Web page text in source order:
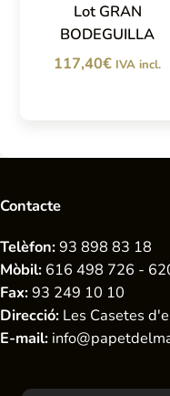
Lot GRAN
BODEGUILLA
117,40€ IVA incl.
Contacte
Telèfon:93 898 83 18
Mòbil: 616 498 726 -
Fax:93 249 10 10
Direcció: Les Casetes
E-mail: